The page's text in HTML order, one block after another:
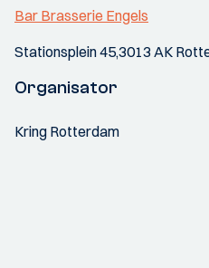
Bar Brasserie Engels
Stationsplein 45,3013 AK
Organisator
Kring Rotterdam